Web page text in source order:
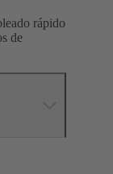
rápido
de